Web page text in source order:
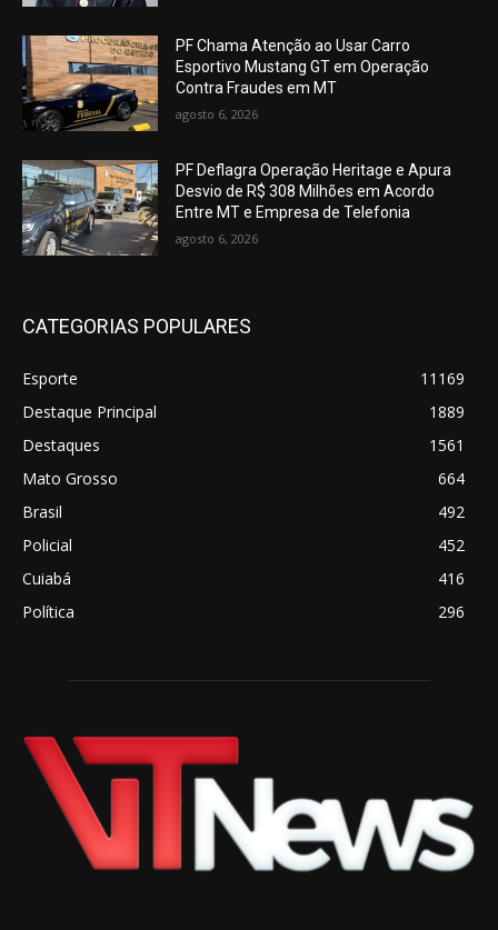
PF Chama Atenção ao Usar Carro
Esportivo Mustang GT em Operação
Contra Fraudes em MT
agosto 6, 2026
PF Deflagra Operação Heritage e Apura
Desvio de R$ 308 Milhões em Acordo
Entre MT e Empresa de Telefonia
agosto 6, 2026
CATEGORIAS POPULARES
Esporte
11169
Destaque Principal
1889
Destaques
1561
Mato Grosso
664
Brasil
492
Policial
452
Cuiabá
416
Política
296